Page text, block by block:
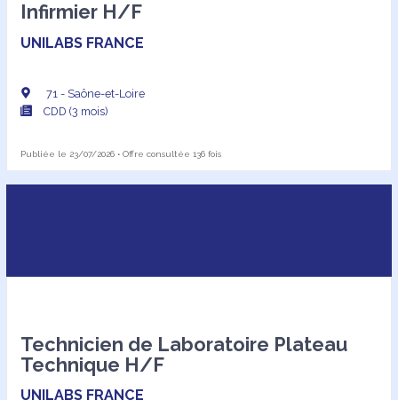
Infirmier H/F
UNILABS FRANCE
71 - Saône-et-Loire
CDD (3 mois)
Publiée le 23/07/2026 • Offre consultée 136 fois
Technicien de Laboratoire Plateau
Technique H/F
UNILABS FRANCE